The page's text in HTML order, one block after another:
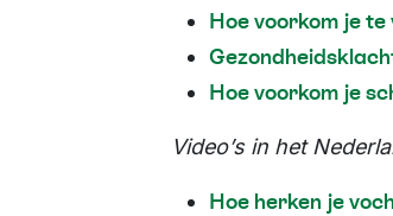
Hoe voorkom je te
Hoe voorkom je
Video’s in het
Hoe herken je